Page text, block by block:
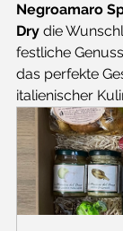
Negroamaro
Dry die
festliche
das perfekte
italienischer